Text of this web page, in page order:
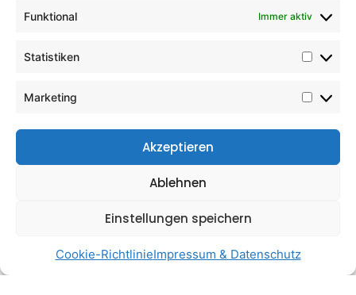
Funktional Immer aktiv
Statistiken
Marketing
Akzeptieren
Ablehnen
Einstellungen speichern
Cookie-RichtlinieImpressum & Datenschutz
Hafermilchpulver